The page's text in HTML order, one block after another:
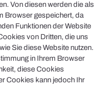
Von diesen werden die als
Browser gespeichert, da
Funktionen der Website
von Dritten, die uns
Sie diese Website nutzen.
in Ihrem Browser
diese Cookies
Cookies kann jedoch Ihr